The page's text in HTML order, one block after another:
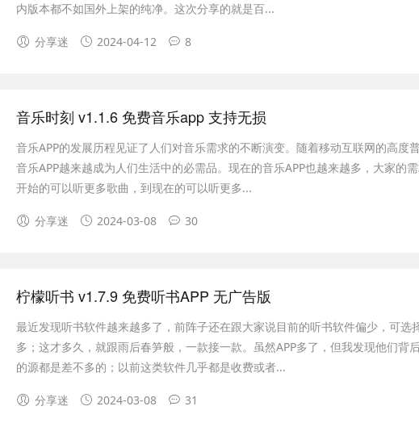
内版本都不如国外上架的纯净。这次分享的就是百...
分享迷 2024-04-12 8
音乐时刻 v1.1.6 免费音乐app 支持无损
音乐APP的发展历程见证了人们对音乐需求的不断演变。随着移动互联网的高度普
音乐APP越来越成为人们生活中的必需品。现在的音乐APP也越来越多，大家的
开始的可以听更多歌曲，到现在的可以听更多...
分享迷 2024-03-08 30
柠檬听书 v1.7.9 免费听书APP 无广告版
最近发现听书软件越来越多了，前阵子还在跟大家说目前的听书软件偏少，可选
多；这才多久，就跟雨后春笋般，一款接一款。虽然APP多了，但我发现他们背
的源都是差不多的；以前这类软件几乎都是收费或者...
分享迷 2024-03-08 31